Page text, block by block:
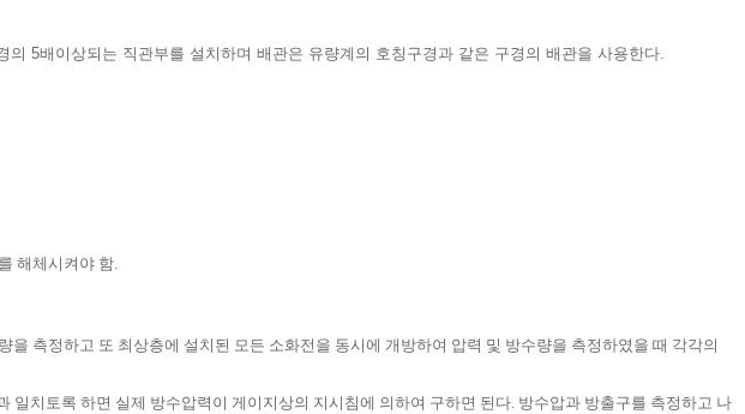
5배이상되는 직관부를 설치하며 배관은 유량계의 호칭구경과 같은 구경의 배관을 사용한다.
해체시켜야 함.
측정하고 또 최상층에 설치된 모든 소화전을 동시에 개방하여 압력 및 방수량을 측정하였을 때 각각의
치토록 하면 실제 방수압력이 게이지상의 지시침에 의하여 구하면 된다. 방수압과 방출구를 측정하고 나